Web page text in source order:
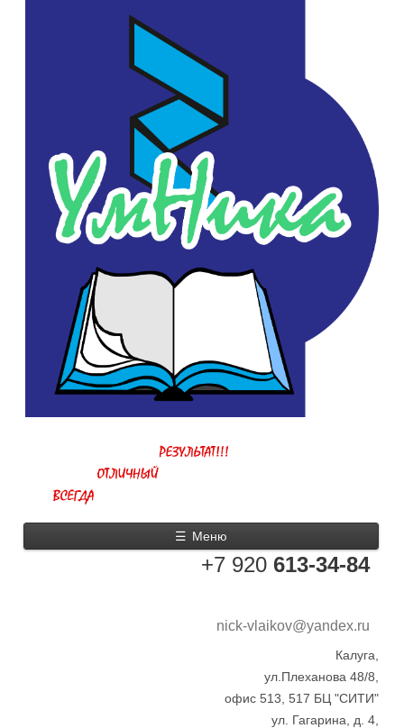
☰ Меню
+7 920 613-34-84
nick-vlaikov@yandex.ru
Калуга,
ул.Плеханова 48/8,
офис 513, 517 БЦ "СИТИ"
ул. Гагарина, д. 4,